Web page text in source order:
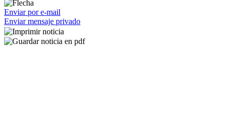
Enviar por e-mail
Enviar mensaje privado